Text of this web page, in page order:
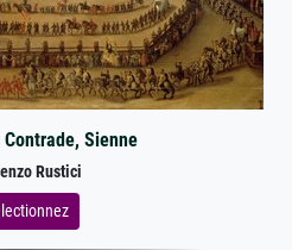
Contrade, Sienne
Rustici